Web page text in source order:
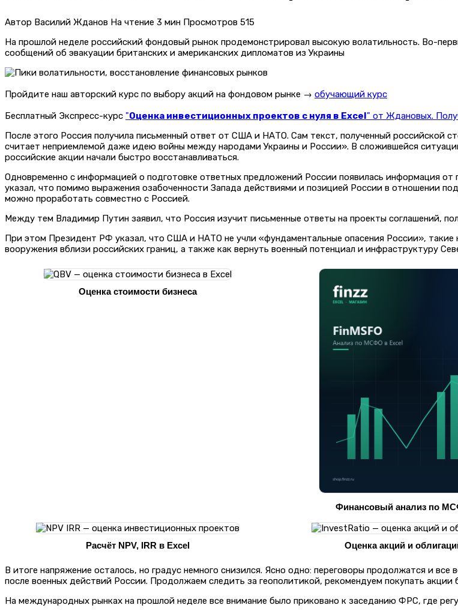
Автор Василий Жданов На чтение 3 мин Просмотров 515
На прошлой неделе российский фондовый рынок продемонстрировал высокую волатильность. Во-
сообщений об эвакуации британских и американских дипломатов из Украины
Пройдите наш авторский курс по выбору акций на фондовом рынке → обучающий курс
Бесплатный Экспресс-курс "Оценка инвестиционных проектов с нуля в Excel" от Ждановых.
После этого Россия получила письменный ответ от США и НАТО. Сам текст, полученный российской
считает неприемлемой даже идею войны между народами Украины и России». В сложившейся
российские акции начали быстро восстанавливаться.
Одновременно с информацией о подготовке ответных предложений России появилась информация
указал, что помимо выражения озабоченности Запада действиями и позицией России в отношении
можно проработать совместно с Россией.
Между тем Владимир Путин заявил, что Россия изучит письменные ответы на проекты соглашений,
При этом Президент РФ указал, что США и НАТО не учли «фундаментальные опасения России»,
вооружения вблизи российских границ, а также как вернуть военный потенциал и инфраструктуру
Оценка стоимости бизнеса
Финансовый анализ по
Расчёт NPV, IRR в Excel Оценка акций и
В итоге напряжение осталось, но градус немного снизился. Ясно одно: переговоры продолжатся и
после военных действий России. Продолжаем следить за геополитикой, рекомендуем покупать акции
На международных рынках на прошлой неделе все внимание было приковано к заседанию ФРС, где